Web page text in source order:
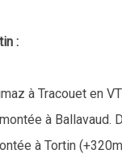
:
à Tracouet en
à Ballavaud.
à Tortin